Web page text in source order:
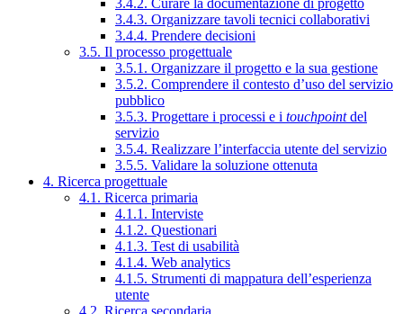
3.4.3. Organizzare tavoli tecnici collaborativi
3.4.4. Prendere decisioni
3.5. Il processo progettuale
3.5.1. Organizzare il progetto e la sua gestione
3.5.2. Comprendere il contesto d’uso del servizio
pubblico
3.5.3. Progettare i processi e i touchpointdel
servizio
3.5.4. Realizzare l’interfaccia utente del servizio
3.5.5. Validare la soluzione ottenuta
4. Ricerca progettuale
4.1. Ricerca primaria
4.1.1. Interviste
4.1.2. Questionari
4.1.3. Test di usabilità
4.1.4. Web analytics
4.1.5. Strumenti di mappatura dell’esperienza
utente
4.2. Ricerca secondaria